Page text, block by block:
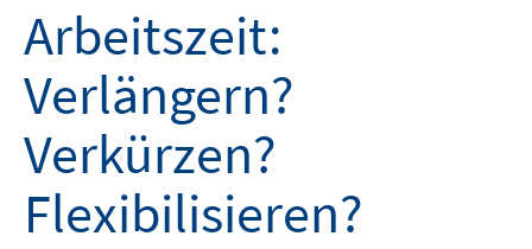
Arbeitszeit:
Verlängern?
Verkürzen?
Flexibilisieren?